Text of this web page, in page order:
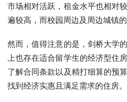
市场相对活跃，租金水平也相对
遍较高，而校园周边及周边城镇的
然而，值得注意的是，剑桥大学
上也存在适合留学生的经济型住
了解合同条款以及精打细算的预
找到经济实惠且满足需求的住房。